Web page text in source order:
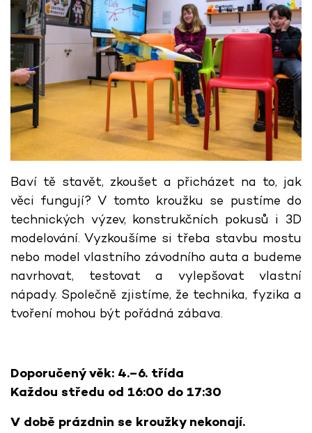
Baví tě stavět, zkoušet a přicházet na to, jak
věci fungují? V tomto kroužku se pustíme do
technických výzev, konstrukčních pokusů i 3D
modelování. Vyzkoušíme si třeba stavbu mostu
nebo model vlastního závodního auta a budeme
navrhovat, testovat a vylepšovat vlastní
nápady. Společně zjistíme, že technika, fyzika a
tvoření mohou být pořádná zábava.
Doporučený věk: 4.–6. třída
Každou středu od 16:00 do 17:30
V době prázdnin se kroužky nekonají.